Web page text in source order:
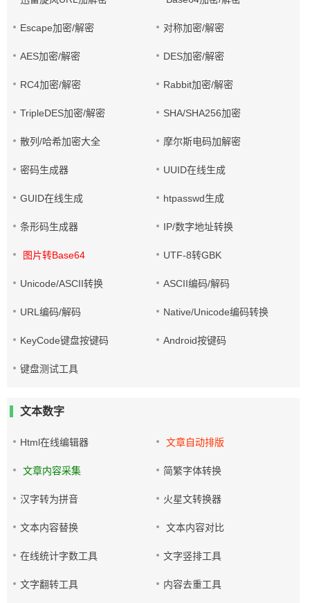
Escape加密/解密 对称加密/解密
AES加密/解密 DES加密/解密
RC4加密/解密 Rabbit加密/解密
TripleDES加密/解密 SHA/SHA256加密
散列/哈希加密大全 摩尔斯电码加解密
密码生成器 UUID在线生成
GUID在线生成 htpasswd生成
条形码生成器 IP/数字地址转换
图片转Base64 UTF-8转GBK
Unicode/ASCII转换 ASCII编码/解码
URL编码/解码 Native/Unicode编码转换
KeyCode键盘按键码 Android按键码
键盘测试工具
文本数字
Html在线编辑器 文章自动排版
文章内容采集 简繁字体转换
汉字转为拼音 火星文转换器
文本内容替换 文本内容对比
在线统计字数工具 文字竖排工具
文字翻转工具 内容去重工具